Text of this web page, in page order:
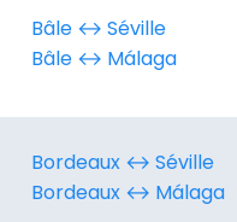
Bâle ↔︎ Séville
Bâle ↔︎ Málaga
Bordeaux ↔︎ Séville
Bordeaux ↔︎ Málaga